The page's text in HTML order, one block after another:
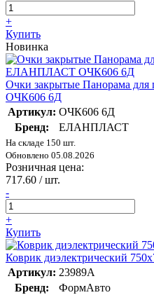
+
Купить
Новинка
Очки закрытые Панорама
ОЧК606 6Д
Артикул: ОЧК606 6Д
Бренд:
ЕЛАНПЛАСТ
На складе 150 шт.
Обновлено 05.08.2026
Розничная цена:
717.60 / шт.
-
+
Купить
Коврик диэлектрический
Артикул: 23989А
Бренд:
ФормАвто